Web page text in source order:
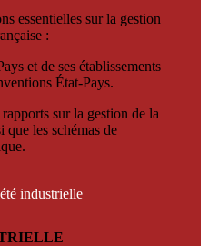
essentielles sur la gestion
:
et de ses établissements
État-Pays.
sur la gestion de la
que les schémas de
industrielle